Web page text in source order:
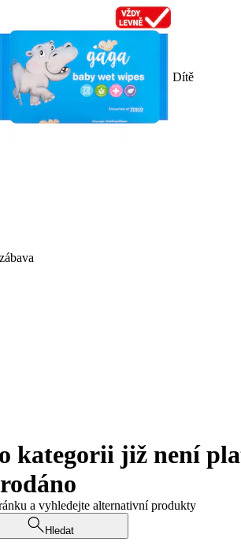
Dítě
kategorii již není
a vyhledejte alternativní produkty
Hledat